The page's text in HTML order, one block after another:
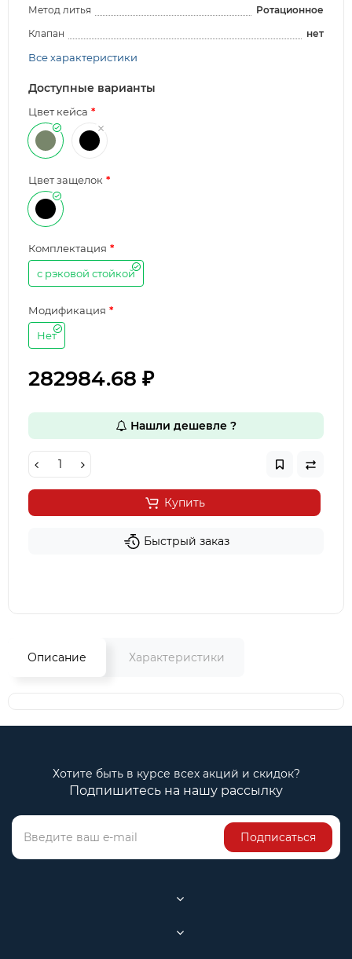
Метод литья
Ротационное
Клапан
нет
Все характеристики
Доступные варианты
Цвет кейса
Цвет защелок
Комплектация
с рэковой стойкой
Модификация
Нет
282984.68 ₽
Нашли дешевле ?
Купить
Быстрый заказ
Описание Характеристики
Хотите быть в курсе всех акций и скидок?
Подпишитесь на нашу рассылку
Подписаться